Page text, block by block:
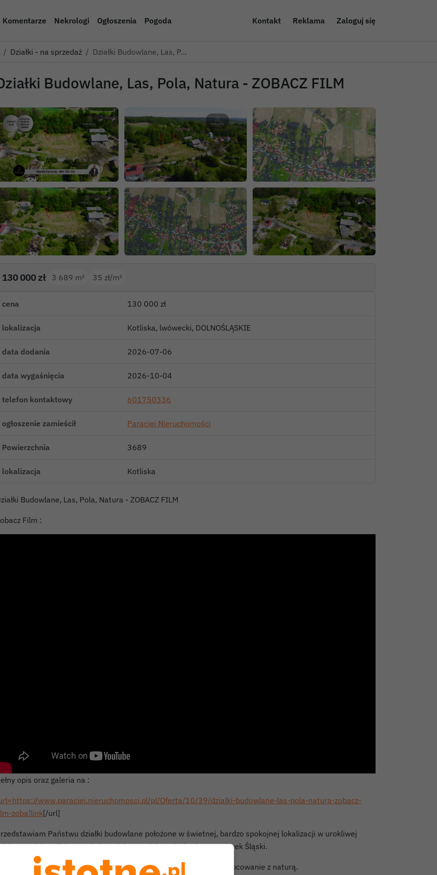
Komentarze Nekrologi Ogłoszenia Pogoda Kontakt Reklama Zaloguj się
Działki - na sprzedaż Działki Budowlane, Las, P…
Budowlane, Las, Pola, Natura - ZOBACZ FILM
130 000 zł 3 689 m² 35 zł/m²
cena 130 000 zł
lokalizacja Kotliska, lwówecki, DOLNOŚLĄSKIE
data dodania 2026-07-06
data wygaśnięcia 2026-10-04
telefon kontaktowy 601750336
ogłoszenie zamieścił Paraciej Nieruchomości
Powierzchnia 3689
lokalizacja Kotliska
Budowlane, Las, Pola, Natura - ZOBACZ FILM
Film :
opis oraz galeria na :
www.paraciej.nieruchomosci.pl/pl/Oferta/10/39/dzialki-budowlane-las-pola-natura-zobacz-
zoba]link[/url]
Państwu działki budowlane położone w świetnej, bardzo spokojnej lokalizacji w urokliwej
Kotliska pomiędzy miejscowością Bolesławiec a Lwówek Śląski.
to idealne nieruchomości dla osób lubiących ciszę, spokój oraz obcowanie z naturą.